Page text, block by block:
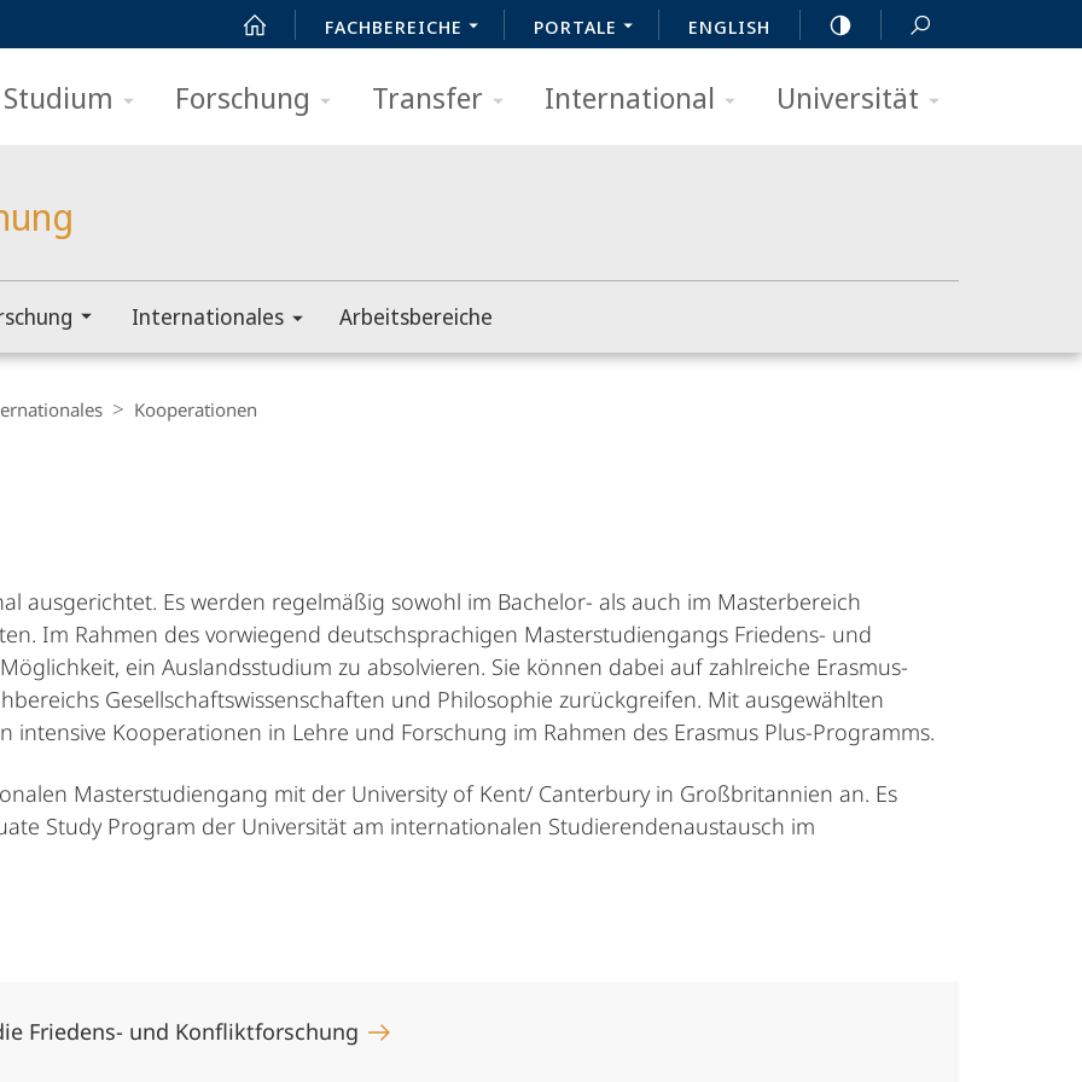
FACHBEREICHE PORTALE ENGLISH
Studium Forschung Transfer International Universität
Internationales Arbeitsbereiche
Kooperationen
ausgerichtet. Es werden regelmäßig sowohl im Bachelor- als auch im Masterbereich
Im Rahmen des vorwiegend deutschsprachigen Masterstudiengangs Friedens- und
ein Auslandsstudium zu absolvieren. Sie können dabei auf zahlreiche Erasmus-
Gesellschaftswissenschaften und Philosophie zurückgreifen. Mit ausgewählten
Kooperationen in Lehre und Forschung im Rahmen des Erasmus Plus-Programms.
Masterstudiengang mit der University of Kent/ Canterbury in Großbritannien an. Es
Study Program der Universität am internationalen Studierendenaustausch im
Friedens- und Konfliktforschung